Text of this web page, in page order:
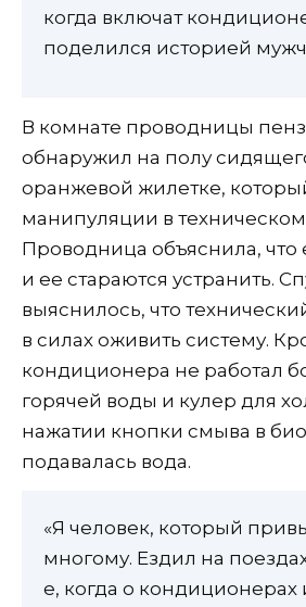
когда включат
поделился историей
В комнате проводницы
обнаружил на полу
оранжевой жилетке,
манипуляции в
Проводница объяснила, что
и ее стараются устранить.
выяснилось, что
в силах оживить систему.
кондиционера не работал
горячей воды и кулер для
нажатии кнопки смыва в
подавалась вода.
«Я человек, который
многому. Ездил на
е, когда о кондиционерах